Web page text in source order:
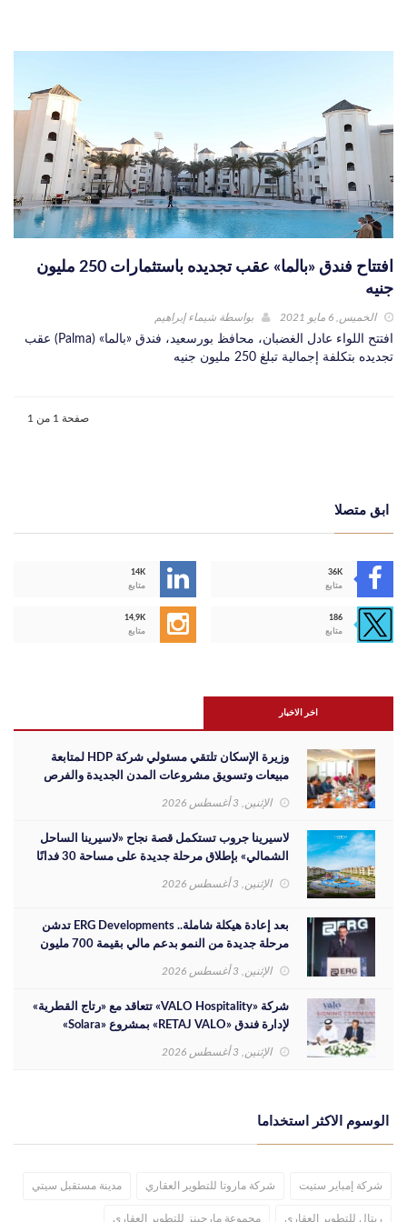
افتتاح فندق «بالما» عقب تجديده باستثمارات 250 مليون
جنيه
الخميس, 6 مايو 2021 بواسطة شيماء إبراهيم
افتتح اللواء عادل الغضبان، محافظ بورسعيد، فندق «بالما» (Palma) عقب
تجديده بتكلفة إجمالية تبلغ 250 مليون جنيه
صفحة 1 من 1
ابق متصلا
14K
متابع
36K
متابع
14,9K
متابع
186
متابع
اخر الاخبار
وزيرة الإسكان تلتقي مسئولي شركة HDP لمتابعة
مبيعات وتسويق مشروعات المدن الجديدة والفرص
الإثنين, 3 أغسطس 2026
لاسيرينا جروب تستكمل قصة نجاح «لاسيرينا الساحل
الشمالي» بإطلاق مرحلة جديدة على مساحة 30 فدانًا
الإثنين, 3 أغسطس 2026
بعد إعادة هيكلة شاملة.. ERG Developments تدشن
مرحلة جديدة من النمو بدعم مالي بقيمة 700 مليون
الإثنين, 3 أغسطس 2026
شركة «VALO Hospitality» تتعاقد مع «رتاج القطرية»
لإدارة فندق «RETAJ VALO» بمشروع «Solara»
الإثنين, 3 أغسطس 2026
الوسوم الاكثر استخداما
شركة إمباير ستيت شركة ماروتا للتطوير العقاري مدينة مستقبل سيتي
ريتال للتطوير العقاري مجموعة مارجينز للتطوير العقاري